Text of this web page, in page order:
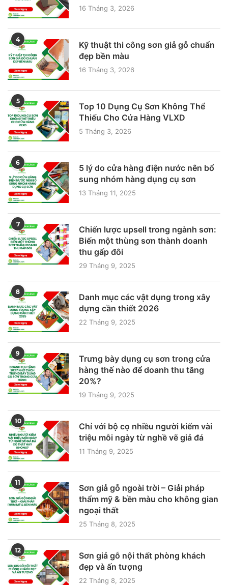
16 Tháng 3, 2026
4
Kỹ thuật thi công sơn giả gỗ chuẩn
đẹp bền màu
16 Tháng 3, 2026
5
Top 10 Dụng Cụ Sơn Không Thể
Thiếu Cho Cửa Hàng VLXD
5 Tháng 3, 2026
6
5 lý do cửa hàng điện nước nên bổ
sung nhóm hàng dụng cụ sơn
13 Tháng 11, 2025
7
Chiến lược upsell trong ngành sơn:
Biến một thùng sơn thành doanh
thu gấp đôi
29 Tháng 9, 2025
8
Danh mục các vật dụng trong xây
dựng cần thiết 2026
22 Tháng 9, 2025
9
Trưng bày dụng cụ sơn trong cửa
hàng thế nào để doanh thu tăng
20%?
19 Tháng 9, 2025
10
Chỉ với bộ cọ nhiều người kiếm vài
triệu mỗi ngày từ nghề vẽ giả đá
11 Tháng 9, 2025
11
Sơn giả gỗ ngoài trời – Giải pháp
thẩm mỹ & bền màu cho không gian
ngoại thất
25 Tháng 8, 2025
12
Sơn giả gỗ nội thất phòng khách
đẹp và ấn tượng
22 Tháng 8, 2025